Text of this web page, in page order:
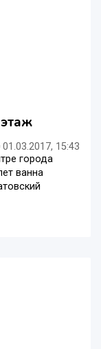
01.03.2017, 15:43
города
ванна